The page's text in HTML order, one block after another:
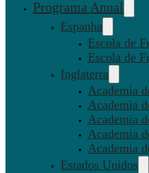
Programa Anual
Espanha
Escola de
Escola de
Inglaterra
Academia
Academia
Academia
Academia
Academia
Estados Unidos